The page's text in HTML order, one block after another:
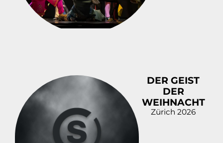
DER GEIST
DER
WEIHNACHT
Zürich 2026